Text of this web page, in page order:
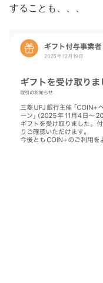
することも、、、